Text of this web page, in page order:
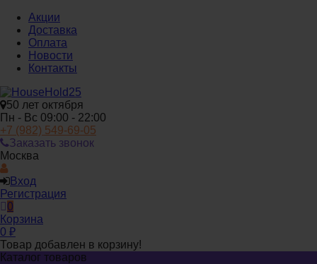
Акции
Доставка
Оплата
Новости
Контакты
50 лет октября
Пн - Вс 09:00 - 22:00
+7 (982) 549-69-05
Заказать звонок
Москва
Вход
Регистрация
0
Корзина
0 ₽
Товар добавлен в корзину!
Каталог товаров